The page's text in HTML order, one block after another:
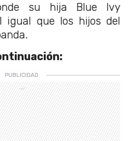
su hija Blue Ivy
igual que los hijos del